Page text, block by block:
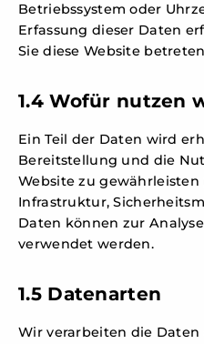
Betriebssystem oder
Erfassung dieser Daten
Sie diese Website
1.4 Wofür nutzen
Ein Teil der Daten wird
Bereitstellung und die
Website zu
Infrastruktur,
Daten können zur
verwendet werden.
1.5 Datenarten
Wir verarbeiten die